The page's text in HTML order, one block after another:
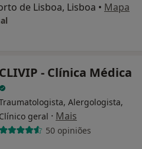
de Lisboa, Lisboa • Mapa
CLIVIP - Clínica Médica
Alergologista,
Clínico geral · Mais
50 opiniões